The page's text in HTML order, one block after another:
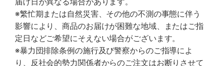
※繁忙期または自然災害、その他の不測の事態に伴う
影響により、商品のお届けが困難な地域、またはご指
定日などご希望にそえない場合がございます。
※暴力団排除条例の施行及び警察からのご指導によ
り、反社会的勢力関係者からのご注文はお断りさせて